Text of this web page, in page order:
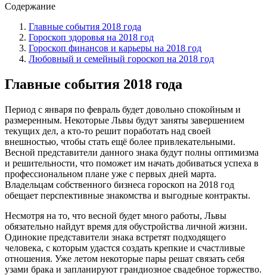
Содержание
Главные события 2018 года
Гороскоп здоровья на 2018 год
Гороскоп финансов и карьеры на 2018 год
Любовный и семейный гороскоп на 2018 год
Главные события 2018 года
Период с января по февраль будет довольно спокойным и
размеренным. Некоторые Львы будут заняты завершением
текущих дел, а кто-то решит поработать над своей
внешностью, чтобы стать ещё более привлекательными.
Весной представители данного знака будут полны оптимизма
и решительности, что поможет им начать добиваться успеха в
профессиональном плане уже с первых дней марта.
Владельцам собственного бизнеса гороскоп на 2018 год
обещает перспективные знакомства и выгодные контракты.
Несмотря на то, что весной будет много работы, Львы
обязательно найдут время для обустройства личной жизни.
Одинокие представители знака встретят подходящего
человека, с которым удастся создать крепкие и счастливые
отношения. Уже летом некоторые пары решат связать себя
узами брака и запланируют грандиозное свадебное торжество.